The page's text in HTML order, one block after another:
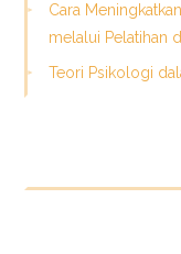
Cara
melalui Pelatihan
Teori Psikologi